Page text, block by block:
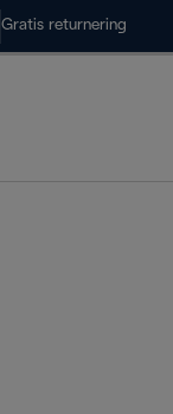
Gratis returnering